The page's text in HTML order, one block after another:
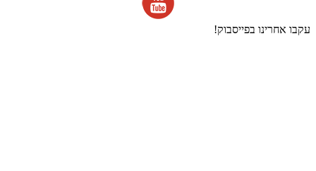
עקבו אחרינו בפייסבוק!